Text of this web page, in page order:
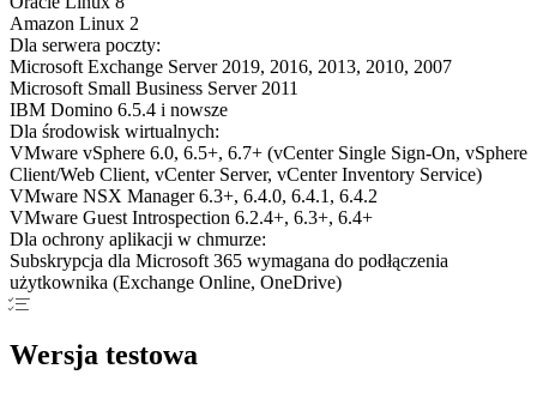
Amazon Linux 2
Dla serwera poczty:
Microsoft Exchange Server 2019, 2016, 2013, 2010, 2007
Microsoft Small Business Server 2011
IBM Domino 6.5.4 i nowsze
Dla środowisk wirtualnych:
VMware vSphere 6.0, 6.5+, 6.7+ (vCenter Single Sign-On, vSphere
Client/Web Client, vCenter Server, vCenter Inventory Service)
VMware NSX Manager 6.3+, 6.4.0, 6.4.1, 6.4.2
VMware Guest Introspection 6.2.4+, 6.3+, 6.4+
Dla ochrony aplikacji w chmurze:
Subskrypcja dla Microsoft 365 wymagana do podłączenia
użytkownika (Exchange Online, OneDrive)
Wersja testowa